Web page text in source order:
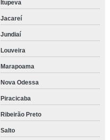
Itupeva
Jacareí
Jundiaí
Louveira
Marapoama
Nova Odessa
Piracicaba
Ribeirão Preto
Salto